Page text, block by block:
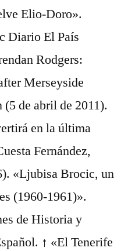
Elio-Doro».
Diario El País
Rodgers:
Merseyside
de abril de 2011).
en la última
Fernández,
«Ljubisa Brocic, un
(1960-1961)».
de Historia y
↑ «El Tenerife